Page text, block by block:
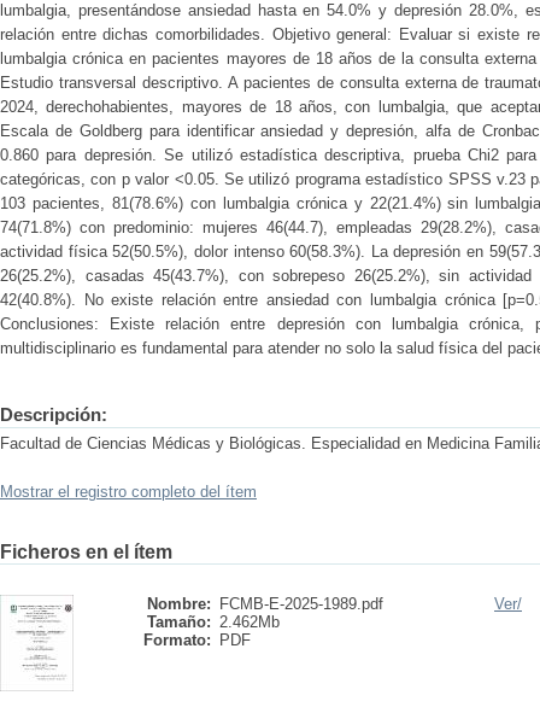
lumbalgia, presentándose ansiedad hasta en 54.0% y depresión 28.0%,
relación entre dichas comorbilidades. Objetivo general: Evaluar si existe
lumbalgia crónica en pacientes mayores de 18 años de la consulta
Estudio transversal descriptivo. A pacientes de consulta externa de
2024, derechohabientes, mayores de 18 años, con lumbalgia, que
Escala de Goldberg para identificar ansiedad y depresión, alfa de
0.860 para depresión. Se utilizó estadística descriptiva, prueba Chi2
categóricas, con p valor <0.05. Se utilizó programa estadístico SPSS v.23
103 pacientes, 81(78.6%) con lumbalgia crónica y 22(21.4%) sin
74(71.8%) con predominio: mujeres 46(44.7), empleadas 29(28.2%),
actividad física 52(50.5%), dolor intenso 60(58.3%). La depresión en
26(25.2%), casadas 45(43.7%), con sobrepeso 26(25.2%), sin
42(40.8%). No existe relación entre ansiedad con lumbalgia crónica
Conclusiones: Existe relación entre depresión con lumbalgia
multidisciplinario es fundamental para atender no solo la salud física del
Descripción:
Facultad de Ciencias Médicas y Biológicas. Especialidad en Medicina
Mostrar el registro completo del ítem
Ficheros en el ítem
Nombre:
FCMB-E-2025-1989.pdf
Tamaño: 2.462Mb
Formato:
PDF
Ver/